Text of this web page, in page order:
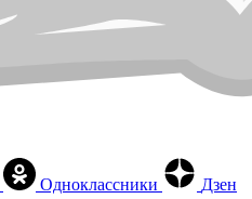
Одноклассники
Дзен